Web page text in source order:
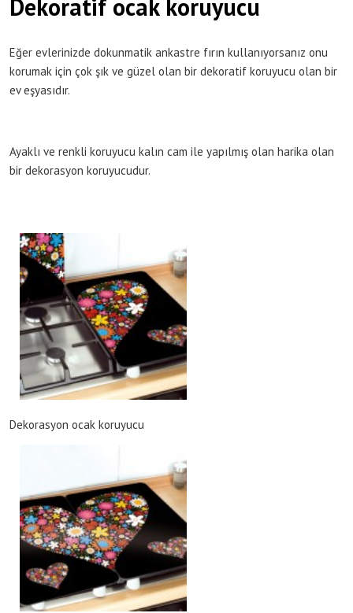
Dekoratif ocak koruyucu
Eğer evlerinizde dokunmatik ankastre fırın kullanıyorsanız onu
korumak için çok şık ve güzel olan bir dekoratif koruyucu olan bir
ev eşyasıdır.
Ayaklı ve renkli koruyucu kalın cam ile yapılmış olan harika olan
bir dekorasyon koruyucudur.
Dekorasyon ocak koruyucu